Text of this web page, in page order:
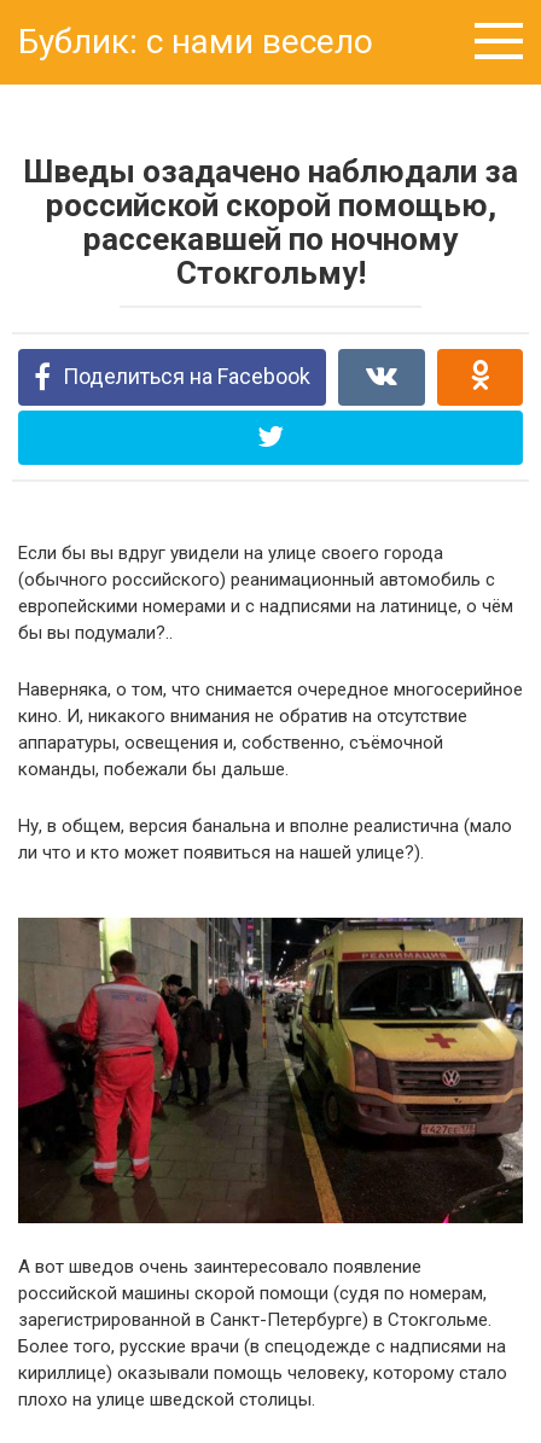
контенту
Бублик: с нами весело
Шведы озадачено наблюдали за
российской скорой помощью,
рассекавшей по ночному
Стокгольму!
Поделиться на Facebook
Если бы вы вдруг увидели на улице своего города
(обычного российского) реанимационный автомобиль с
европейскими номерами и с надписями на латинице, о чём
бы вы подумали?..
Наверняка, о том, что снимается очередное многосерийное
кино. И, никакого внимания не обратив на отсутствие
аппаратуры, освещения и, собственно, съёмочной
команды, побежали бы дальше.
Ну, в общем, версия банальна и вполне реалистична (мало
ли что и кто может появиться на нашей улице?).
А вот шведов очень заинтересовало появление
российской машины скорой помощи (судя по номерам,
зарегистрированной в Санкт-Петербурге) в Стокгольме.
Более того, русские врачи (в спецодежде с надписями на
кириллице) оказывали помощь человеку, которому стало
плохо на улице шведской столицы.